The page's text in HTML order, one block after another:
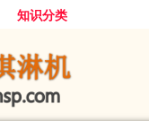
知识分类